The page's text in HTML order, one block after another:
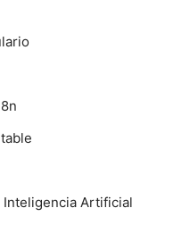
Artificial